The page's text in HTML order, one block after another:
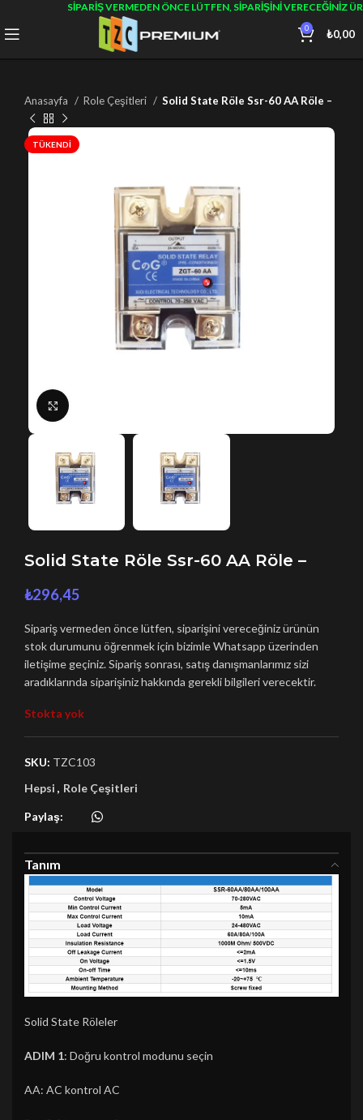
SIPARIŞ VERMEDEN ÖNCE LÜTFEN, SIPARIŞINI VERECEĞINIZ
0 ₺0,00
Anasayfa Role Çeşitleri Solid State Röle Ssr-60 AA Röle –
TÜKENDI
Solid State Röle Ssr-60 AA Röle –
₺296,45
Sipariş vermeden önce lütfen, siparişini vereceğiniz ürünün
stok durumunu öğrenmek için bizimle Whatsapp üzerinden
iletişime geçiniz. Sipariş sonrası, satış danışmanlarımız sizi
aradıklarında siparişiniz hakkında gerekli bilgileri verecektir.
Stokta yok
SKU: TZC103
Hepsi , Role Çeşitleri
Paylaş:
Tanım
Solid State Röleler
ADIM 1: Doğru kontrol modunu seçin
AA: AC kontrol AC